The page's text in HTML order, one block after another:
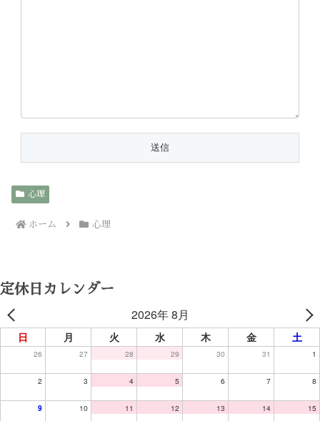
心理
ホーム 心理
定休日カレンダー
2026年 8月
日 月 火 水 木 金 土
26 27 28 29 30 31 1
2 3 4 5 6 7 8
9 10 11 12 13 14 15